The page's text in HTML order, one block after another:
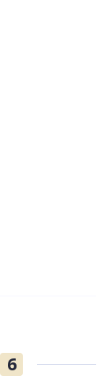
6